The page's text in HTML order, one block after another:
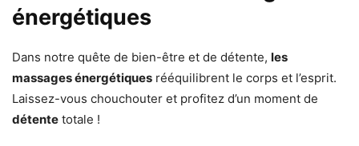
énergétiques
Dans notre quête de bien-être et de détente, les
massages énergétiques rééquilibrent le corps et l’esprit.
Laissez-vous chouchouter et profitez d’un moment de
détente totale !